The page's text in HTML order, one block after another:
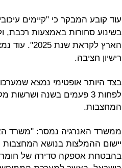
עוד קובע המבקר כי "קיימים
בשינוע סחורות באמצעות רכבת,
הארץ לקראת
רישיון חציבה.
בצד היותר אופטימי נמצא
לפחות 3 פעמים בשנה
המחצבות.
ממשרד האנרגיה נמסר: "משרד
יישום ההמלצות בנושא המחצבות
בהבטחת אספקה סדירה של